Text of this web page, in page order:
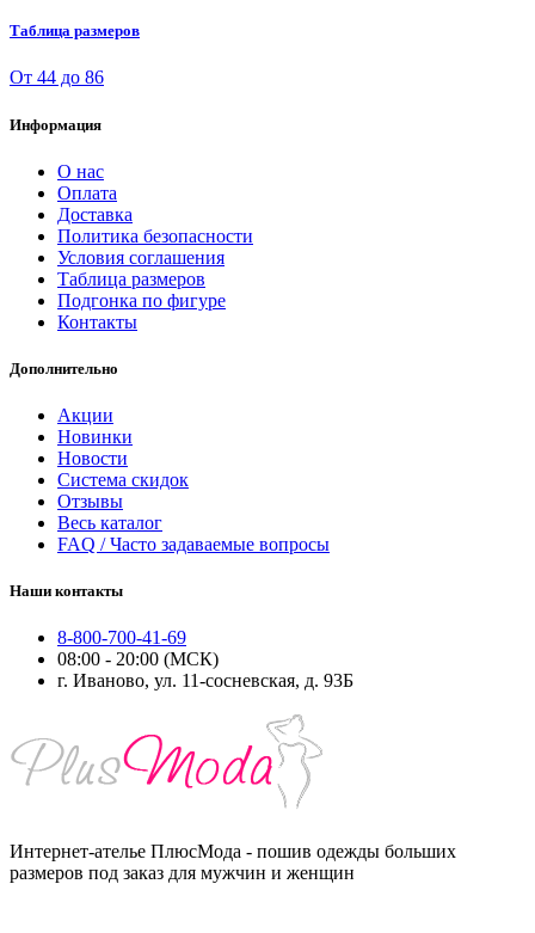
Таблица размеров
От 44 до 86
Информация
О нас
Оплата
Доставка
Политика безопасности
Условия соглашения
Таблица размеров
Подгонка по фигуре
Контакты
Дополнительно
Акции
Новинки
Новости
Система скидок
Отзывы
Весь каталог
FAQ / Часто задаваемые вопросы
Наши контакты
8-800-700-41-69
08:00 - 20:00 (МСК)
г. Иваново, ул. 11-сосневская, д. 93Б
Интернет-ателье ПлюсМода - пошив одежды больших
размеров под заказ для мужчин и женщин